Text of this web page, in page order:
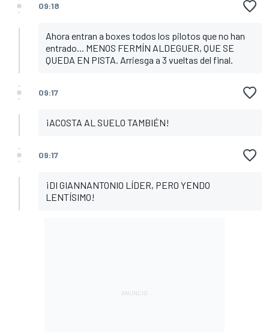
09:18
Ahora entran a boxes todos los pilotos que no han
entrado... MENOS FERMÍN ALDEGUER, QUE SE
QUEDA EN PISTA. Arriesga a 3 vueltas del final.
09:17
¡ACOSTA AL SUELO TAMBIÉN!
09:17
¡DI GIANNANTONIO LÍDER, PERO YENDO
LENTÍSIMO!